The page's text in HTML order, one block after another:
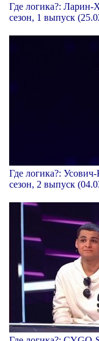
Где логика?:
сезон, 1 выпуск
Где логика?:
сезон, 2 выпуск